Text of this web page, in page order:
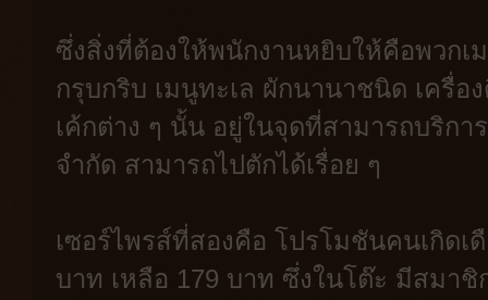
ซึ่งสิ่งที่ต้องให้พนักงานหยิบให้คือพวกเ
กรุบกริบ เมนูทะเล ผักนานาชนิด เครื่
เค้กต่าง ๆ นั้น อยู่ในจุดที่สามารถบริกา
จำกัด สามารถไปตักได้เรื่อย ๆ
เซอร์ไพรส์ที่สองคือ โปรโมชันคนเกิด
บาท เหลือ 179 บาท ซึ่งในโต๊ะ มีสมา